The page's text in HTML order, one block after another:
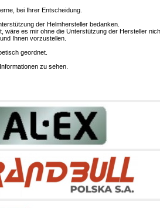
bei Ihrer Entscheidung.
der Helmhersteller bedanken.
wäre es mir ohne die Unterstützung der Hersteller
Ihnen vorzustellen.
geordnet.
zu sehen.